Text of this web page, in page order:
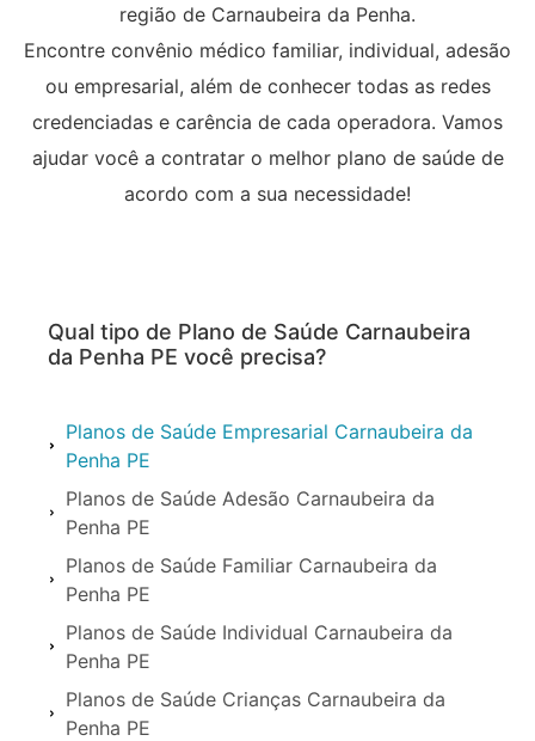
região de Carnaubeira da Penha.
Encontre convênio médico familiar, individual, adesão
ou empresarial, além de conhecer todas as redes
credenciadas e carência de cada operadora. Vamos
ajudar você a contratar o melhor plano de saúde de
acordo com a sua necessidade!
Qual tipo de Plano de Saúde Carnaubeira
da Penha PE você precisa?
Planos de Saúde Empresarial Carnaubeira da
Penha PE
Planos de Saúde Adesão Carnaubeira da
Penha PE
Planos de Saúde Familiar Carnaubeira da
Penha PE
Planos de Saúde Individual Carnaubeira da
Penha PE
Planos de Saúde Crianças Carnaubeira da
Penha PE